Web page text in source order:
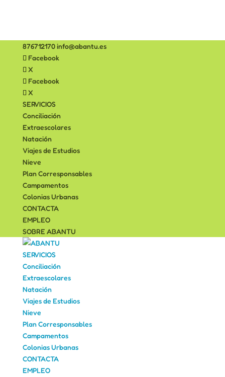
876712170info@abantu.es
Facebook
X
Facebook
X
SERVICIOS
Conciliación
Extraescolares
Natación
Viajes de Estudios
Nieve
Plan Corresponsables
Campamentos
Colonias Urbanas
CONTACTA
EMPLEO
SOBRE ABANTU
SERVICIOS
Conciliación
Extraescolares
Natación
Viajes de Estudios
Nieve
Plan Corresponsables
Campamentos
Colonias Urbanas
CONTACTA
EMPLEO